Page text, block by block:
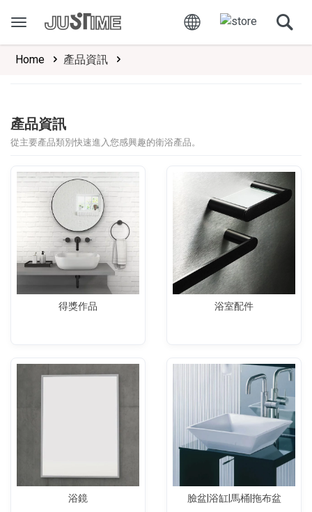
Home 產品資訊
產品資訊
從主要產品類別快速進入您感興趣的衛浴產品。
得獎作品 浴室配件
浴鏡 臉盆|浴缸|馬桶|拖布盆